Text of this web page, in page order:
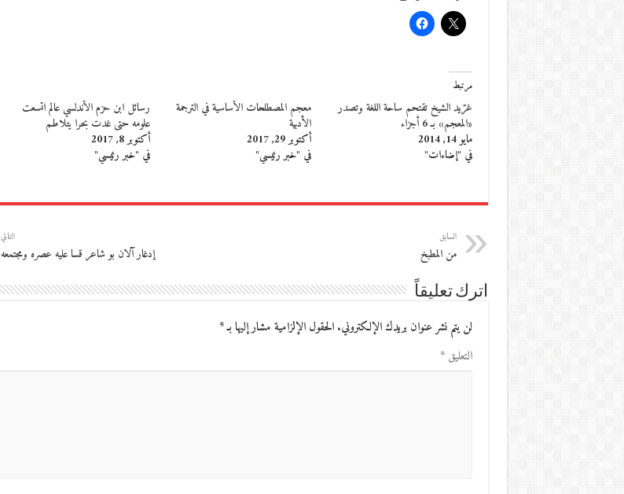
مرتبط
غرّيد الشيخ تقتحم ساحة اللغة وتصدر
«المعجم» بـ 6 أجزاء
مايو 14, 2014
في "إضاءات"
معجم المصطلحات الأساسية في الترجمة
الأدبية
أكتوبر 29, 2017
في "خبر رئيسي"
رسائل ابن حزم الأندلسي عالم اتسعت
علومه حتى غدت بحرا يتلاطم
أكتوبر 8, 2017
في "خبر رئيسي"
السابق
من المطبخ
التالي
إدغار آلان بو شاعر قسا عليه عصره ومجتمعه
اترك تعليقاً
لن يتم نشر عنوان بريدك الإلكتروني. الحقول الإلزامية مشار إليها بـ*
التعليق*